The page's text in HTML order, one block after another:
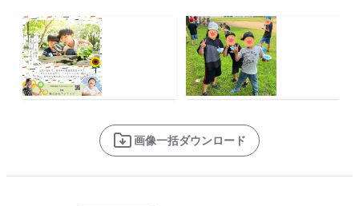
画像一括ダウンロード